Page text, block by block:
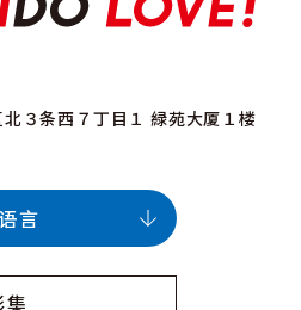
３条西７丁目１ 緑苑大厦１楼
集
语言